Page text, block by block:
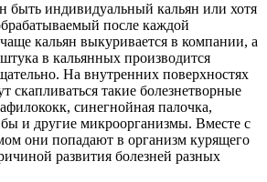
быть индивидуальный кальян или хотя
после каждой
кальян выкуривается в компании, а
в кальянных производится
На внутренних поверхностях
скапливаться такие болезнетворные
синегнойная палочка,
и другие микроорганизмы. Вместе с
они попадают в организм курящего
развития болезней разных